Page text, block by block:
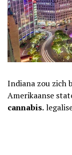
Indiana zou zich
Amerikaanse
cannabis.